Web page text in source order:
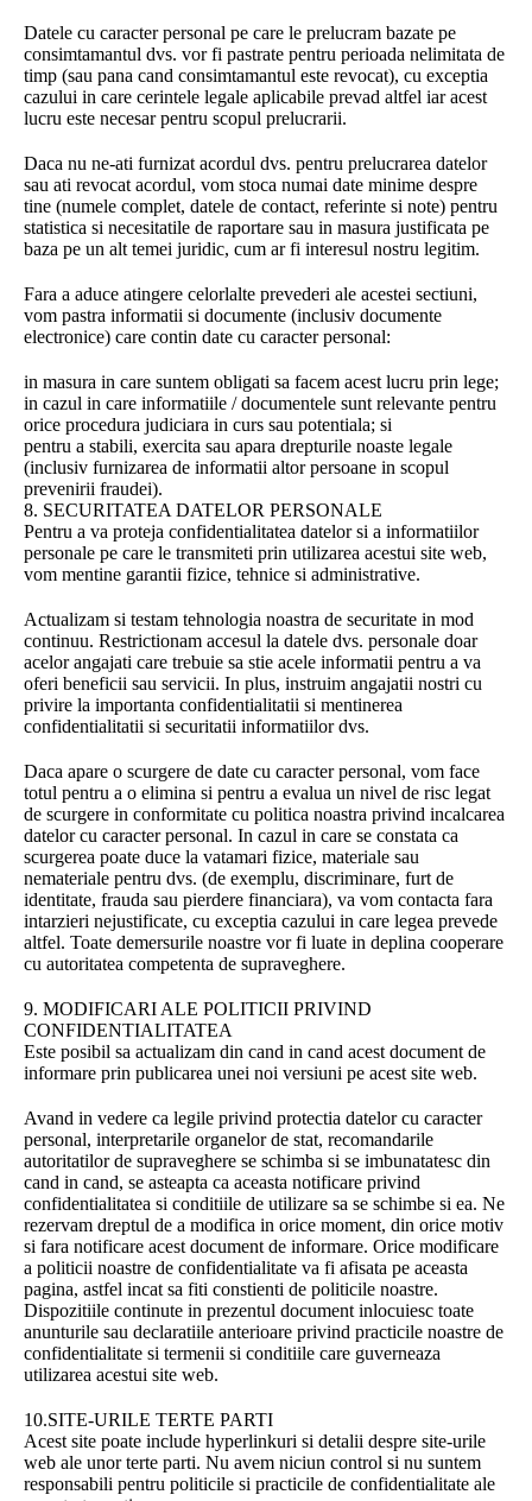
Datele cu caracter personal pe care le prelucram bazate pe
consimtamantul dvs. vor fi pastrate pentru perioada nelimitata de
timp (sau pana cand consimtamantul este revocat), cu exceptia
cazului in care cerintele legale aplicabile prevad altfel iar acest
lucru este necesar pentru scopul prelucrarii.
Daca nu ne-ati furnizat acordul dvs. pentru prelucrarea datelor
sau ati revocat acordul, vom stoca numai date minime despre
tine (numele complet, datele de contact, referinte si note) pentru
statistica si necesitatile de raportare sau in masura justificata pe
baza pe un alt temei juridic, cum ar fi interesul nostru legitim.
Fara a aduce atingere celorlalte prevederi ale acestei sectiuni,
vom pastra informatii si documente (inclusiv documente
electronice) care contin date cu caracter personal:
in masura in care suntem obligati sa facem acest lucru prin lege;
in cazul in care informatiile / documentele sunt relevante pentru
orice procedura judiciara in curs sau potentiala; si
pentru a stabili, exercita sau apara drepturile noaste legale
(inclusiv furnizarea de informatii altor persoane in scopul
prevenirii fraudei).
8. SECURITATEA DATELOR PERSONALE
Pentru a va proteja confidentialitatea datelor si a informatiilor
personale pe care le transmiteti prin utilizarea acestui site web,
vom mentine garantii fizice, tehnice si administrative.
Actualizam si testam tehnologia noastra de securitate in mod
continuu. Restrictionam accesul la datele dvs. personale doar
acelor angajati care trebuie sa stie acele informatii pentru a va
oferi beneficii sau servicii. In plus, instruim angajatii nostri cu
privire la importanta confidentialitatii si mentinerea
confidentialitatii si securitatii informatiilor dvs.
Daca apare o scurgere de date cu caracter personal, vom face
totul pentru a o elimina si pentru a evalua un nivel de risc legat
de scurgere in conformitate cu politica noastra privind incalcarea
datelor cu caracter personal. In cazul in care se constata ca
scurgerea poate duce la vatamari fizice, materiale sau
nemateriale pentru dvs. (de exemplu, discriminare, furt de
identitate, frauda sau pierdere financiara), va vom contacta fara
intarzieri nejustificate, cu exceptia cazului in care legea prevede
altfel. Toate demersurile noastre vor fi luate in deplina cooperare
cu autoritatea competenta de supraveghere.
9. MODIFICARI ALE POLITICII PRIVIND
CONFIDENTIALITATEA
Este posibil sa actualizam din cand in cand acest document de
informare prin publicarea unei noi versiuni pe acest site web.
Avand in vedere ca legile privind protectia datelor cu caracter
personal, interpretarile organelor de stat, recomandarile
autoritatilor de supraveghere se schimba si se imbunatatesc din
cand in cand, se asteapta ca aceasta notificare privind
confidentialitatea si conditiile de utilizare sa se schimbe si ea. Ne
rezervam dreptul de a modifica in orice moment, din orice motiv
si fara notificare acest document de informare. Orice modificare
a politicii noastre de confidentialitate va fi afisata pe aceasta
pagina, astfel incat sa fiti constienti de politicile noastre.
Dispozitiile continute in prezentul document inlocuiesc toate
anunturile sau declaratiile anterioare privind practicile noastre de
confidentialitate si termenii si conditiile care guverneaza
utilizarea acestui site web.
10.SITE-URILE TERTE PARTI
Acest site poate include hyperlinkuri si detalii despre site-urile
web ale unor terte parti. Nu avem niciun control si nu suntem
responsabili pentru politicile si practicile de confidentialitate ale